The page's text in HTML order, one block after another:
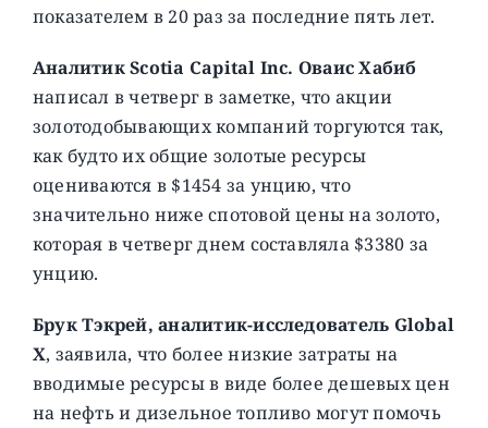
показателем в 20 раз за последние пять лет.
Аналитик Scotia Capital Inc. Оваис Хабиб
написал в четверг в заметке, что акции
золотодобывающих компаний торгуются так,
как будто их общие золотые ресурсы
оцениваются в $1454 за унцию, что
значительно ниже спотовой цены на золото,
которая в четверг днем ​​составляла $3380 за
унцию.
Брук Тэкрей, аналитик-исследователь Global
X, заявила, что более низкие затраты на
вводимые ресурсы в виде более дешевых цен
на нефть и дизельное топливо могут помочь